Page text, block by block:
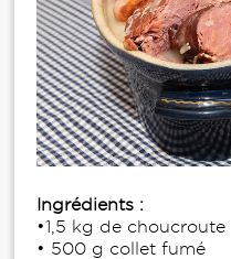
Ingrédients :
•1,5 kg de choucroute
• 500 g collet fumé